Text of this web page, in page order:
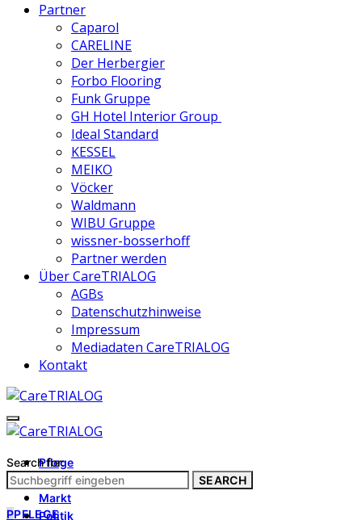
Partner
Caparol
CARELINE
Der Herbergier
Forbo Flooring
Funk Gruppe
GH Hotel Interior Group
Ideal Standard
KESSEL
MEIKO
Vöcker
Waldmann
WIBU Gruppe
wissner-bosserhoff
Partner werden
Über CareTRIALOG
AGBs
Datenschutzhinweise
Impressum
Mediadaten CareTRIALOG
Kontakt
Pflege
Architektur
Markt
Politik
Search for:
SEARCH
PPFLEGE